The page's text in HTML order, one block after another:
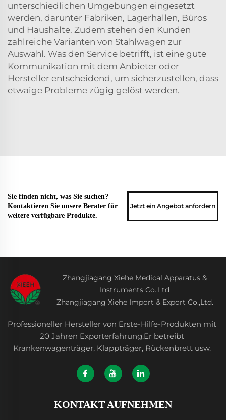
unterschiedlichen Umgebungen eingesetzt
werden, darunter Fabriken, Lagerhallen, Büros
und Haushalte. Zudem stehen den Kunden
zahlreiche Varianten von Stahlwagen zur
Auswahl. Was den Service betrifft, ist eine gute
Kommunikation mit dem Anbieter oder
Hersteller entscheidend, um sicherzustellen, dass
etwaige Probleme zügig gelöst werden.
Sie finden nicht, was Sie suchen?
Kontaktieren Sie unsere Berater für
weitere verfügbare Produkte.
Jetzt ein Angebot anfordern
Zhangjiagang Xiehe Medical Apparatus &
Instruments Co.,Ltd
Zhangjiagang Xiehe Import & Export Co.,Ltd.
Professioneller Hersteller von Erste-Hilfe-Produkten mit
20 Jahren Exporterfahrung.Er betreibt
Krankenwagenträger, Klappträger, Rückenbrett usw.
KONTAKT AUFNEHMEN